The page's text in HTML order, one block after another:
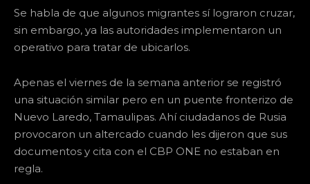
Se habla de que algunos migrantes sí lograron cruzar,
sin embargo, ya las autoridades implementaron un
operativo para tratar de ubicarlos.
Apenas el viernes de la semana anterior se registró
una situación similar pero en un puente fronterizo de
Nuevo Laredo, Tamaulipas. Ahí ciudadanos de Rusia
provocaron un altercado cuando les dijeron que sus
documentos y cita con el CBP ONE no estaban en
regla.